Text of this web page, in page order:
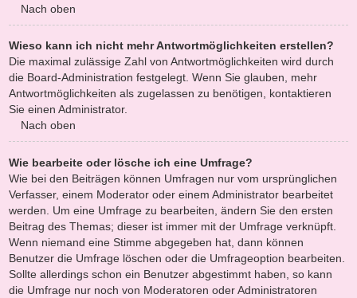
Nach oben
Wieso kann ich nicht mehr Antwortmöglichkeiten erstellen?
Die maximal zulässige Zahl von Antwortmöglichkeiten wird durch
die Board-Administration festgelegt. Wenn Sie glauben, mehr
Antwortmöglichkeiten als zugelassen zu benötigen, kontaktieren
Sie einen Administrator.
Nach oben
Wie bearbeite oder lösche ich eine Umfrage?
Wie bei den Beiträgen können Umfragen nur vom ursprünglichen
Verfasser, einem Moderator oder einem Administrator bearbeitet
werden. Um eine Umfrage zu bearbeiten, ändern Sie den ersten
Beitrag des Themas; dieser ist immer mit der Umfrage verknüpft.
Wenn niemand eine Stimme abgegeben hat, dann können
Benutzer die Umfrage löschen oder die Umfrageoption bearbeiten.
Sollte allerdings schon ein Benutzer abgestimmt haben, so kann
die Umfrage nur noch von Moderatoren oder Administratoren